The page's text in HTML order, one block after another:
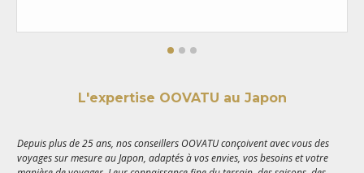
L'expertise OOVATU au Japon
Depuis plus de 25 ans, nos conseillers OOVATU conçoivent avec vous des
voyages sur mesure au Japon, adaptés à vos envies, vos besoins et votre